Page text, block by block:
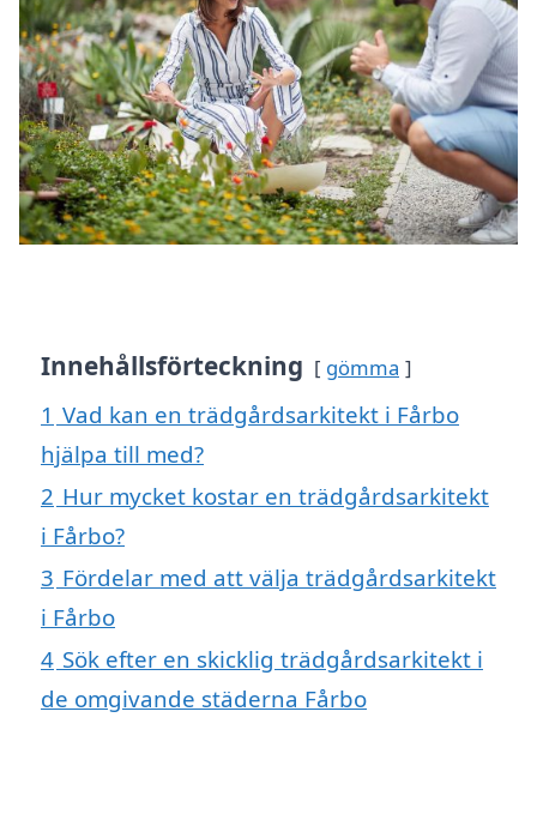
Innehållsförteckning gömma
1 Vad kan en trädgårdsarkitekt i Fårbo
hjälpa till med?
2 Hur mycket kostar en trädgårdsarkitekt
i Fårbo?
3 Fördelar med att välja trädgårdsarkitekt
i Fårbo
4 Sök efter en skicklig trädgårdsarkitekt i
de omgivande städerna Fårbo